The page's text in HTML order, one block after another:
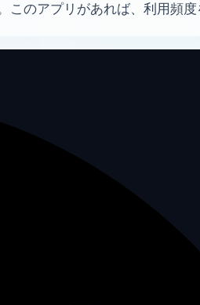
のアプリがあれば、利用頻